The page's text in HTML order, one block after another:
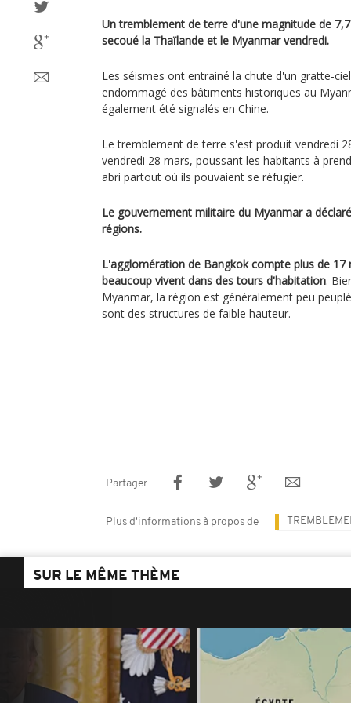
Un tremblement de terre d'une magnitude de
secoué la Thaïlande et le Myanmar vendredi.
Les séismes ont entrainé la chute d'un gratte-
endommagé des bâtiments historiques au
également été signalés en Chine.
Le tremblement de terre s'est produit vendredi
vendredi 28 mars, poussant les habitants à
abri partout où ils pouvaient se réfugier.
Le gouvernement militaire du Myanmar a
régions.
L'agglomération de Bangkok compte plus de
beaucoup vivent dans des tours d'habitation.
Myanmar, la région est généralement peu
sont des structures de faible hauteur.
Partager
Plus d'informations à propos de
SUR LE MÊME THÈME